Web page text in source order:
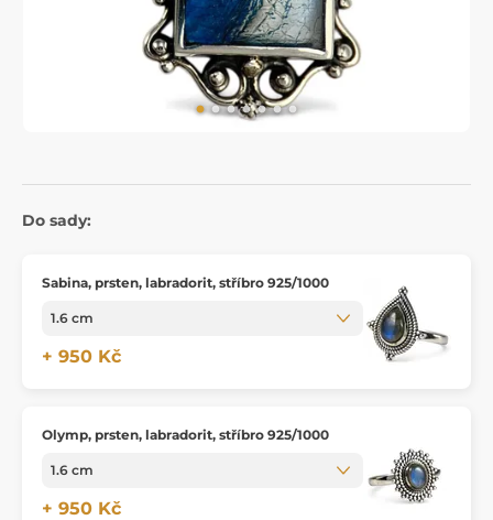
Do sady:
Sabina, prsten, labradorit, stříbro 925/1000
+ 950 Kč
Olymp, prsten, labradorit, stříbro 925/1000
+ 950 Kč